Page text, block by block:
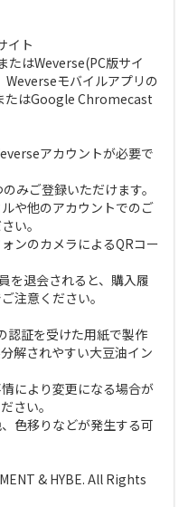
イト
たはWeverse(PC版サイ
Weverseモバイルアプリの
たはGoogle Chromecast
アカウントが必要で
みご登録いただけます。
や他のアカウントでのご
い。
ンのカメラによるQRコー
を退会されると、購入履
注意ください。
認証を受けた用紙で製作
解されやすい大豆油イン
により変更になる場合が
さい。
色移りなどが発生する可
& HYBE. All Rights